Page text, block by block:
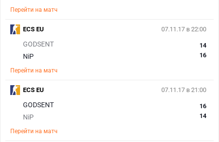
Перейти на матч
07.11.17 в 22:00
GODSENT
NiP
14
16
Перейти на матч
ECS EU
07.11.17 в 21:00
GODSENT
NiP
16
14
Перейти на матч
ECS EU